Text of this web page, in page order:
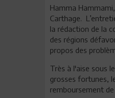
Hamma
Carthage.
la rédaction de la
des régions
propos des
Très à l'aise sous
grosses fortunes,
remboursement